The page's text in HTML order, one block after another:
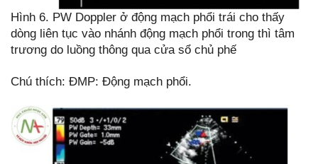
Hình 6. PW Doppler ở động mạch phổi trái cho thấy
dòng liên tục vào nhánh động mạch phổi trong thì tâm
trương do luồng thông qua cửa sổ chủ phế
Chú thích: ĐMP: Động mạch phổi.